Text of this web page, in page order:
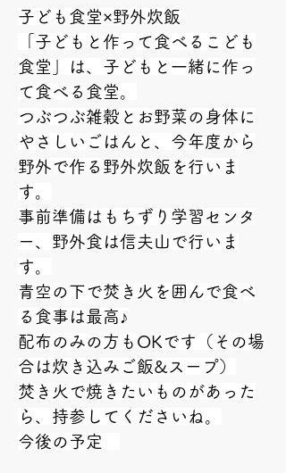
子ども食堂×野外炊飯
「子どもと作って食べるこども
食堂」は、子どもと一緒に作っ
て食べる食堂。
つぶつぶ雑穀とお野菜の身体に
やさしいごはんと、今年度から
野外で作る野外炊飯を行いま
す。
事前準備はもちずり学習センタ
ー、野外食は信夫山で行いま
す。
青空の下で焚き火を囲んで食べ
る食事は最高♪
配布のみの方もOKです（その場
合は炊き込みご飯&スープ）
焚き火で焼きたいものがあった
ら、持参してくださいね。
今後の予定